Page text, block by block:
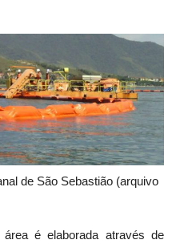
de São Sebastião (arquivo
é elaborada através de